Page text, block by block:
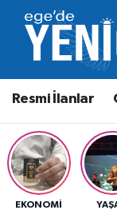
Resmi İlanlar
EKONOMI
Resmi
Gündem
Sağlık
Spor
Beyoğlu
Beyoğlu
Beyoğlu
Süper Lig